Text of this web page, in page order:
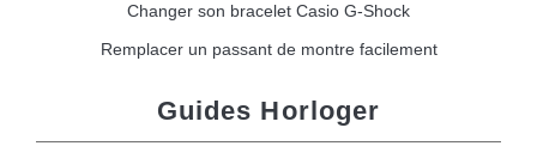
Changer son bracelet Casio G-Shock
Remplacer un passant de montre facilement
Guides Horloger